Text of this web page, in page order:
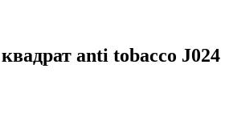
anti tobacco J024